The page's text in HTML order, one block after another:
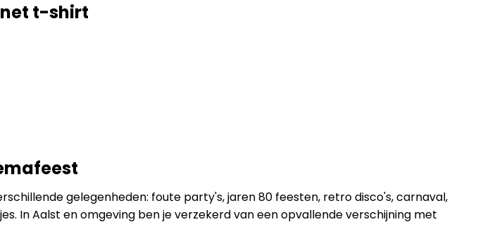
t-shirt
gelegenheden: foute party's, jaren 80 feesten, retro disco's, carnaval,
In Aalst en omgeving ben je verzekerd van een opvallende verschijning met